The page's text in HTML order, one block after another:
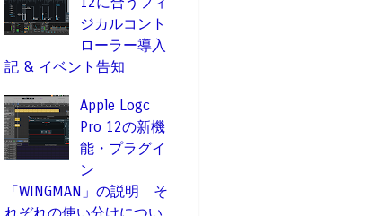
ジカルコント
ローラー導入
記 & イベント告知
Apple Logc
Pro 12の新機
能・プラグイ
ン
「WINGMAN」の説明 そ
れぞれの使い分けについ